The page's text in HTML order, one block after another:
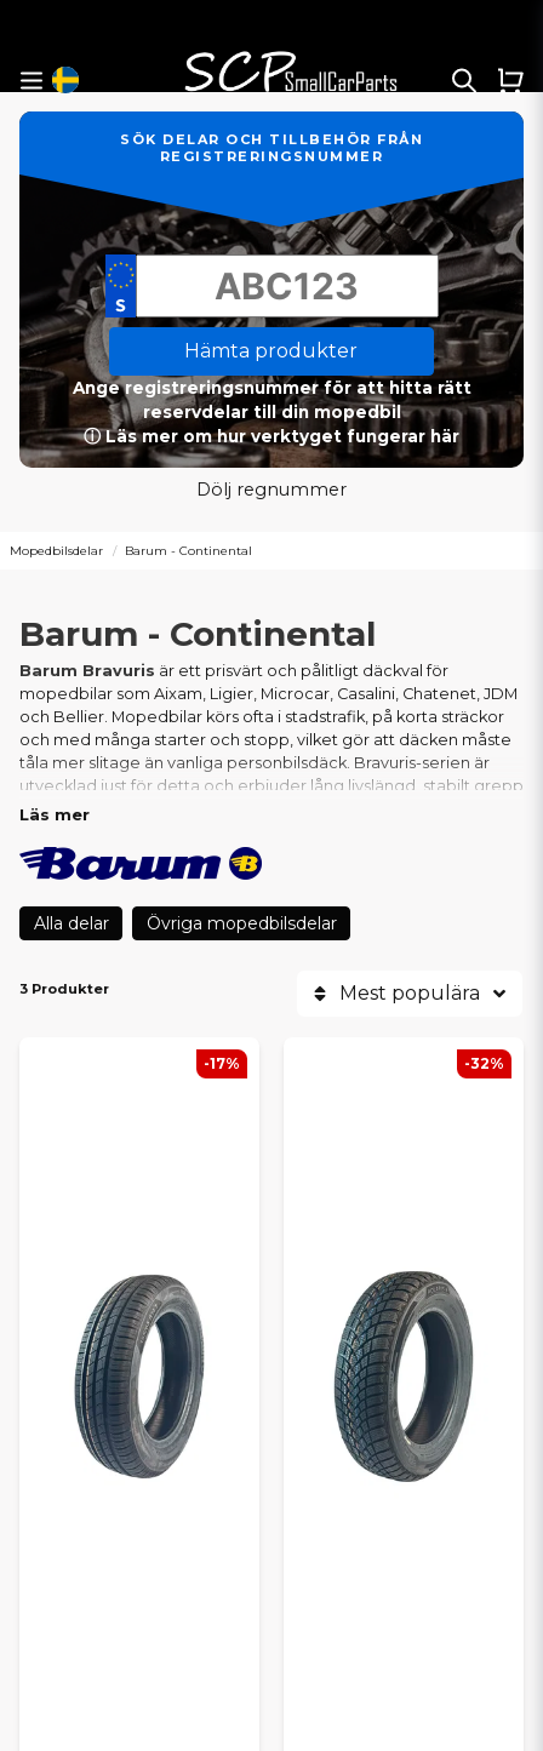
SÖK DELAR OCH TILLBEHÖR FRÅN
REGISTRERINGSNUMMER
Hämta produkter
Ange registreringsnummer för att hitta rätt
reservdelar till din mopedbil
ⓘ Läs mer om hur verktyget fungerar här
Dölj regnummer
Mopedbilsdelar Barum - Continental
Barum - Continental
Barum Bravuris är ett prisvärt och pålitligt däckval för
mopedbilar som Aixam, Ligier, Microcar, Casalini, Chatenet, JDM
och Bellier. Mopedbilar körs ofta i stadstrafik, på korta sträckor
och med många starter och stopp, vilket gör att däcken måste
tåla mer slitage än vanliga personbilsdäck. Bravuris-serien är
utvecklad just för detta och erbjuder lång livslängd, stabilt grepp
och låg bränsleförbrukning.
Barum ägs avContinental-gruppen
däcktillverkare. Det innebär att Bravuris-däcken bygger på
avancerad teknik och gummiblandningar från Continental – men
till ett betydligt bättre pris. Kombinationen av kvalitet och
tryggt grepp även för yngre förare. Barum erbjuder helt enkelt
Läs mer
Alla delar Övriga mopedbilsdelar
3 Produkter Mest populära
-17% -32%